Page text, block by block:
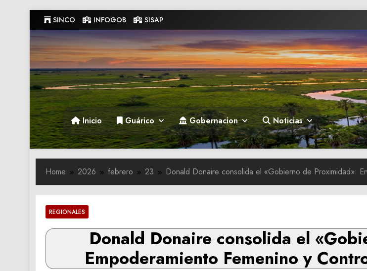
to
content
SINCO INFOGOB SISAP
Gobernacion de Guarico
Gobernacion de Guarico
Inicio Guárico Gobernacion Noticias
Home 2026 febrero 23 Donald Donaire consolida el «Gobierno de Proximidad»:
REGIONALES
Donald Donaire consolida el
Empoderamiento Femenino y